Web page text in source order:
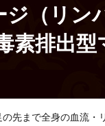
（リン
素排出型
先まで全身の血流・